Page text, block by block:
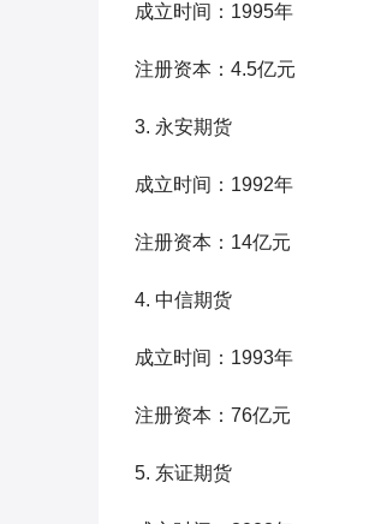
成立时间：1995年
注册资本：4.5亿元
3. 永安期货
成立时间：1992年
注册资本：14亿元
4. 中信期货
成立时间：1993年
注册资本：76亿元
5. 东证期货